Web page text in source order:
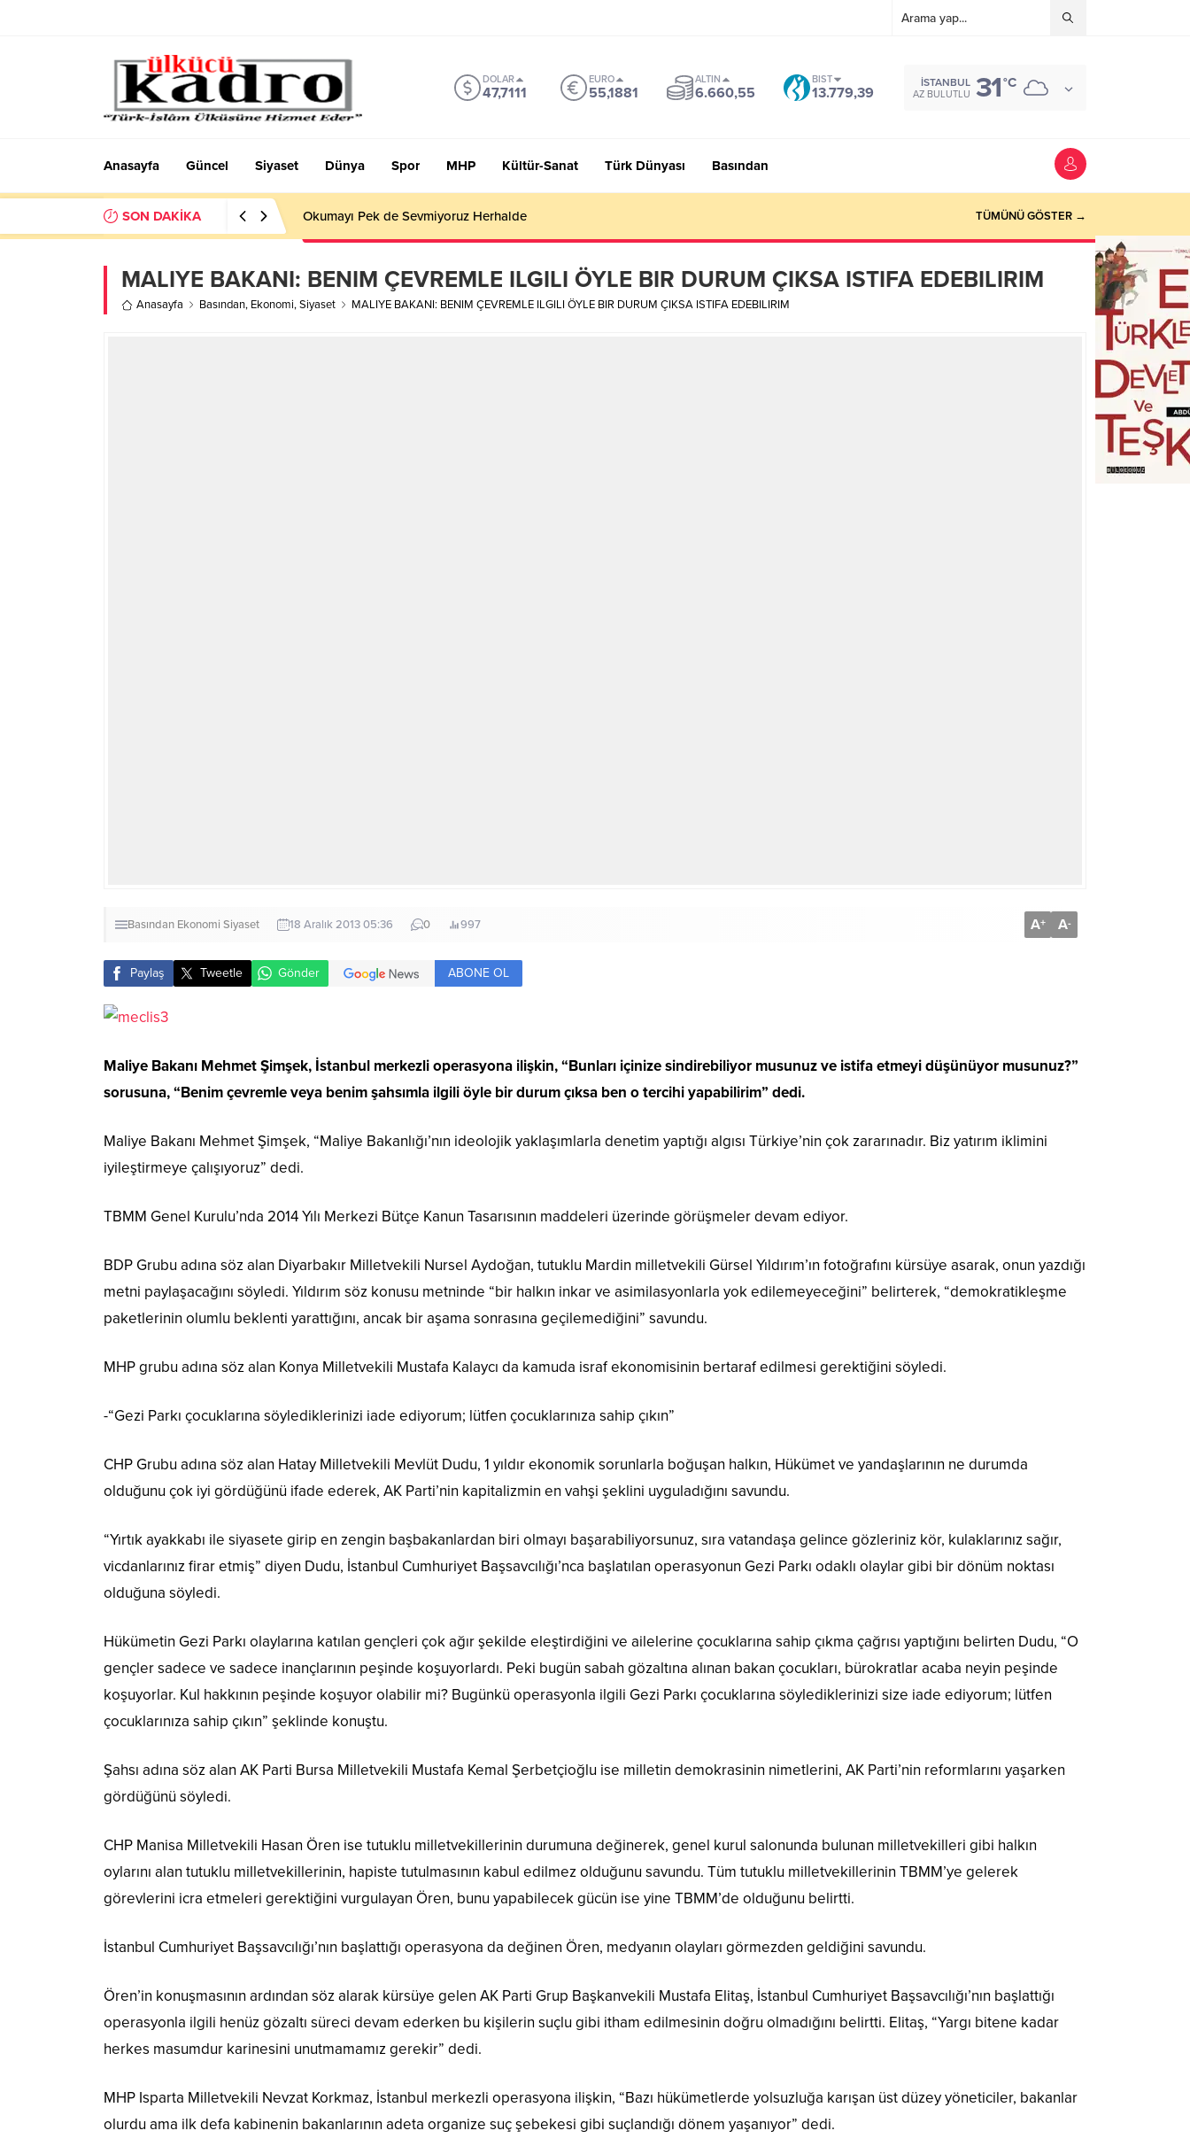
DOLAR
47,7111
EURO
55,1881
ALTIN
6.660,55
BIST
13.779,39
İSTANBUL
AZ BULUTLU 31°C
Anasayfa Güncel Siyaset Dünya Spor MHP Kültür-Sanat Türk Dünyası Basından
SON DAKİKA Okumayı Pek de Sevmiyoruz Herhalde TÜMÜNÜ GÖSTER →
MALIYE BAKANI: BENIM ÇEVREMLE ILGILI ÖYLE BIR DURUM ÇIKSA ISTIFA EDEBILIRIM
Anasayfa Basından, Ekonomi,Siyaset MALIYE BAKANI: BENIM ÇEVREMLE ILGILI ÖYLE BIR DURUM ÇIKSA ISTIFA EDEBILIRIM
Basından Ekonomi Siyaset 18 Aralık 2013 05:36 0 997 A+ A-
Paylaş Tweetle Gönder ABONE OL
Maliye Bakanı Mehmet Şimşek, İstanbul merkezli operasyona ilişkin, “Bunları içinize sindirebiliyor musunuz ve istifa etmeyi düşünüyor musunuz?”
sorusuna, “Benim çevremle veya benim şahsımla ilgili öyle bir durum çıksa ben o tercihi yapabilirim” dedi.
Maliye Bakanı Mehmet Şimşek, “Maliye Bakanlığı’nın ideolojik yaklaşımlarla denetim yaptığı algısı Türkiye’nin çok zararınadır. Biz yatırım iklimini
iyileştirmeye çalışıyoruz” dedi.
TBMM Genel Kurulu’nda 2014 Yılı Merkezi Bütçe Kanun Tasarısının maddeleri üzerinde görüşmeler devam ediyor.
BDP Grubu adına söz alan Diyarbakır Milletvekili Nursel Aydoğan, tutuklu Mardin milletvekili Gürsel Yıldırım’ın fotoğrafını kürsüye asarak, onun yazdığı
metni paylaşacağını söyledi. Yıldırım söz konusu metninde “bir halkın inkar ve asimilasyonlarla yok edilemeyeceğini” belirterek, “demokratikleşme
paketlerinin olumlu beklenti yarattığını, ancak bir aşama sonrasına geçilemediğini” savundu.
MHP grubu adına söz alan Konya Milletvekili Mustafa Kalaycı da kamuda israf ekonomisinin bertaraf edilmesi gerektiğini söyledi.
-“Gezi Parkı çocuklarına söylediklerinizi iade ediyorum; lütfen çocuklarınıza sahip çıkın”
CHP Grubu adına söz alan Hatay Milletvekili Mevlüt Dudu, 1 yıldır ekonomik sorunlarla boğuşan halkın, Hükümet ve yandaşlarının ne durumda
olduğunu çok iyi gördüğünü ifade ederek, AK Parti’nin kapitalizmin en vahşi şeklini uyguladığını savundu.
“Yırtık ayakkabı ile siyasete girip en zengin başbakanlardan biri olmayı başarabiliyorsunuz, sıra vatandaşa gelince gözleriniz kör, kulaklarınız sağır,
vicdanlarınız firar etmiş” diyen Dudu, İstanbul Cumhuriyet Başsavcılığı’nca başlatılan operasyonun Gezi Parkı odaklı olaylar gibi bir dönüm noktası
olduğuna söyledi.
Hükümetin Gezi Parkı olaylarına katılan gençleri çok ağır şekilde eleştirdiğini ve ailelerine çocuklarına sahip çıkma çağrısı yaptığını belirten Dudu, “O
gençler sadece ve sadece inançlarının peşinde koşuyorlardı. Peki bugün sabah gözaltına alınan bakan çocukları, bürokratlar acaba neyin peşinde
koşuyorlar. Kul hakkının peşinde koşuyor olabilir mi? Bugünkü operasyonla ilgili Gezi Parkı çocuklarına söylediklerinizi size iade ediyorum; lütfen
çocuklarınıza sahip çıkın” şeklinde konuştu.
Şahsı adına söz alan AK Parti Bursa Milletvekili Mustafa Kemal Şerbetçioğlu ise milletin demokrasinin nimetlerini, AK Parti’nin reformlarını yaşarken
gördüğünü söyledi.
CHP Manisa Milletvekili Hasan Ören ise tutuklu milletvekillerinin durumuna değinerek, genel kurul salonunda bulunan milletvekilleri gibi halkın
oylarını alan tutuklu milletvekillerinin, hapiste tutulmasının kabul edilmez olduğunu savundu. Tüm tutuklu milletvekillerinin TBMM’ye gelerek
görevlerini icra etmeleri gerektiğini vurgulayan Ören, bunu yapabilecek gücün ise yine TBMM’de olduğunu belirtti.
İstanbul Cumhuriyet Başsavcılığı’nın başlattığı operasyona da değinen Ören, medyanın olayları görmezden geldiğini savundu.
Ören’in konuşmasının ardından söz alarak kürsüye gelen AK Parti Grup Başkanvekili Mustafa Elitaş, İstanbul Cumhuriyet Başsavcılığı’nın başlattığı
operasyonla ilgili henüz gözaltı süreci devam ederken bu kişilerin suçlu gibi itham edilmesinin doğru olmadığını belirtti. Elitaş, “Yargı bitene kadar
herkes masumdur karinesini unutmamamız gerekir” dedi.
MHP Isparta Milletvekili Nevzat Korkmaz, İstanbul merkezli operasyona ilişkin, “Bazı hükümetlerde yolsuzluğa karışan üst düzey yöneticiler, bakanlar
olurdu ama ilk defa kabinenin bakanlarının adeta organize suç şebekesi gibi suçlandığı dönem yaşanıyor” dedi.